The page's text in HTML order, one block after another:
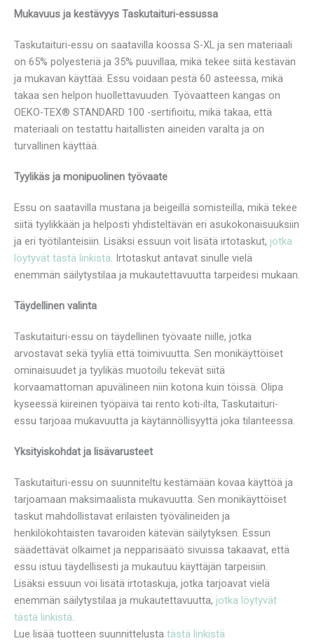
Mukavuus ja kestävyys Taskutaituri-essussa
Taskutaituri-essu on saatavilla koossa S-XL ja sen materiaali
on 65% polyesteriä ja 35% puuvillaa, mikä tekee siitä kestävän
ja mukavan käyttää. Essu voidaan pestä 60 asteessa, mikä
takaa sen helpon huollettavuuden. Työvaatteen kangas on
OEKO-TEX® STANDARD 100 -sertifioitu, mikä takaa, että
materiaali on testattu haitallisten aineiden varalta ja on
turvallinen käyttää.
Tyylikäs ja monipuolinen työvaate
Essu on saatavilla mustana ja beigeillä somisteilla, mikä tekee
siitä tyylikkään ja helposti yhdisteltävän eri asukokonaisuuksiin
ja eri työtilanteisiin. Lisäksi essuun voit lisätä irtotaskut, jotka
löytyvät tästä linkistä. Irtotaskut antavat sinulle vielä
enemmän säilytystilaa ja mukautettavuutta tarpeidesi mukaan.
Täydellinen valinta
Taskutaituri-essu on täydellinen työvaate niille, jotka
arvostavat sekä tyyliä että toimivuutta. Sen monikäyttöiset
ominaisuudet ja tyylikäs muotoilu tekevät siitä
korvaamattoman apuvälineen niin kotona kuin töissä. Olipa
kyseessä kiireinen työpäivä tai rento koti-ilta, Taskutaituri-
essu tarjoaa mukavuutta ja käytännöllisyyttä joka tilanteessa.
Yksityiskohdat ja lisävarusteet
Taskutaituri-essu on suunniteltu kestämään kovaa käyttöä ja
tarjoamaan maksimaalista mukavuutta. Sen monikäyttöiset
taskut mahdollistavat erilaisten työvälineiden ja
henkilökohtaisten tavaroiden kätevän säilytyksen. Essun
säädettävät olkaimet ja nepparisäätö sivuissa takaavat, että
essu istuu täydellisesti ja mukautuu käyttäjän tarpeisiin.
Lisäksi essuun voi lisätä irtotaskuja, jotka tarjoavat vielä
enemmän säilytystilaa ja mukautettavuutta, jotka löytyvät
tästä linkistä.
Lue lisää tuotteen suunnittelusta tästä linkistä